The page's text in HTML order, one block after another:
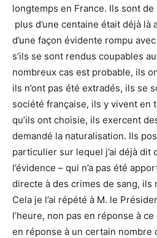
longtemps en France. Ils sont
plus d’une centaine était déjà là
d’une façon évidente rompu
s’ils se sont rendus coupables
nombreux cas est probable, ils
ils n’ont pas été extradés, ils se
société française, ils y vivent en
qu’ils ont choisie, ils exercent
demandé la naturalisation. Ils
particulier sur lequel j’ai déjà dit
l’évidence – qui n’a pas été
directe à des crimes de sang, ils
Cela je l’ai répété à M. le
l’heure, non pas en réponse à
en réponse à un certain nombre